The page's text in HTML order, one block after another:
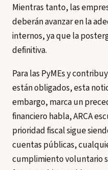
Mientras tanto, las
deberán avanzar en la
internos, ya que la
definitiva.
Para las PyMEs y
están obligados, esta
embargo, marca un
financiero habla, ARCA
prioridad fiscal sigue
cuentas públicas,
cumplimiento voluntario